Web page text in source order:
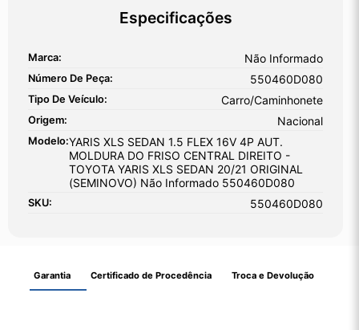
Especificações
Marca: Não Informado
Número De Peça: 550460D080
Tipo De Veículo: Carro/Caminhonete
Origem: Nacional
Modelo:YARIS XLS SEDAN 1.5 FLEX 16V 4P AUT.
MOLDURA DO FRISO CENTRAL DIREITO -
TOYOTA YARIS XLS SEDAN 20/21 ORIGINAL
(SEMINOVO) Não Informado 550460D080
SKU: 550460D080
Garantia Certificado de Procedência Troca e Devolução